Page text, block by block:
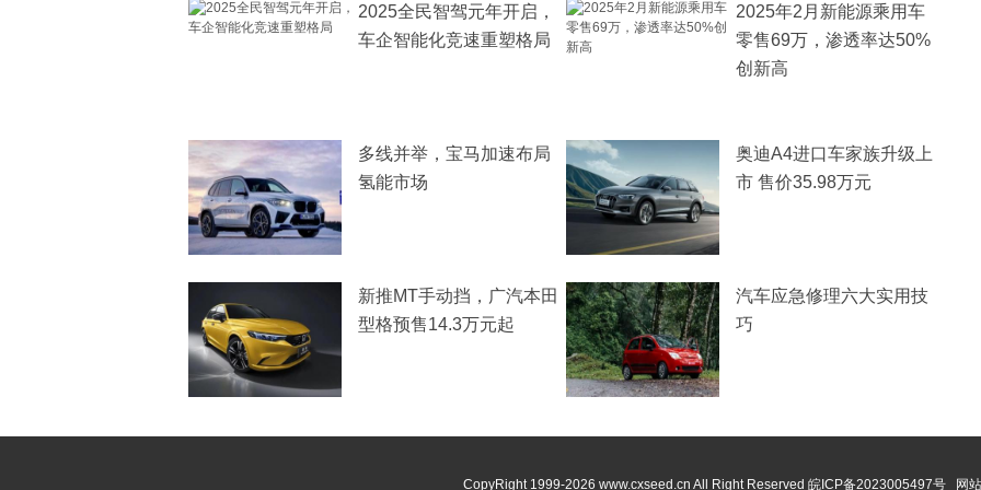
2025全民智驾元年开启，
车企智能化竞速重塑格局
2025年2月新能源乘用车
零售69万，渗透率达50%
创新高
多线并举，宝马加速布局
氢能市场
奥迪A4进口车家族升级上
市 售价35.98万元
新推MT手动挡，广汽本田
型格预售14.3万元起
汽车应急修理六大实用技
巧
CopyRight 1999-2026 www.cxseed.cn All Right Reserved 皖ICP备2023005497号 网